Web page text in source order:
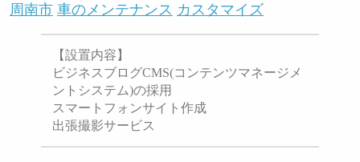
周南市 車のメンテナンス カスタマイズ
【設置内容】
ビジネスブログCMS(コンテンツマネージメ
ントシステム)の採用
スマートフォンサイト作成
出張撮影サービス